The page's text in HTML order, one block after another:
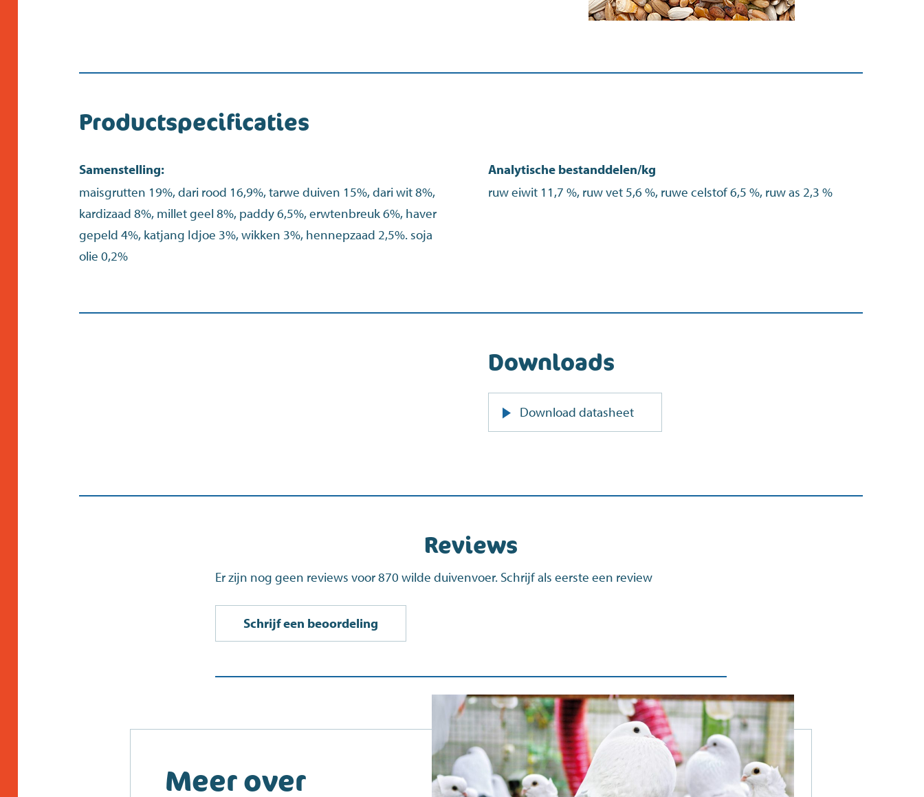
Productspecificaties
Samenstelling:
maisgrutten 19%, dari rood 16,9%, tarwe duiven 15%, dari wit 8%,
kardizaad 8%, millet geel 8%, paddy 6,5%, erwtenbreuk 6%, haver
gepeld 4%, katjang Idjoe 3%, wikken 3%, hennepzaad 2,5%. soja
olie 0,2%
Analytische bestanddelen/kg
ruw eiwit 11,7 %, ruw vet 5,6 %, ruwe celstof 6,5 %, ruw as 2,3 %
Downloads
Download datasheetPDF
(opent
scherm)
Reviews
Er zijn nog geen reviews voor 870 wilde duivenvoer. Schrijf als eerste een review
Schrijf een beoordeling
Meer over